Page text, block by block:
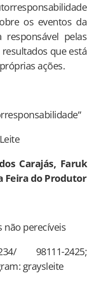
os eventos da
pelas
que está
ações.
Carajás, Faruk
Feira do Produtor
não perecíveis
98111-2425;
graysleite